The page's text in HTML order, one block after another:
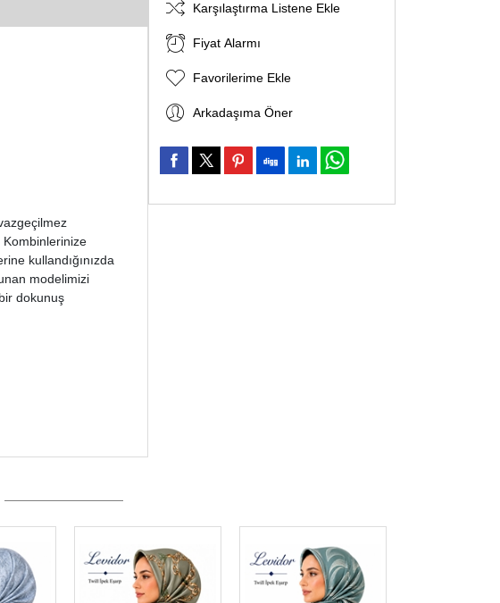
Kombinlerinize
kullandığınızda
modelimizi
dokunuş
Karşılaştırma Listene Ekle
Fiyat Alarmı
Favorilerime Ekle
Arkadaşıma Öner